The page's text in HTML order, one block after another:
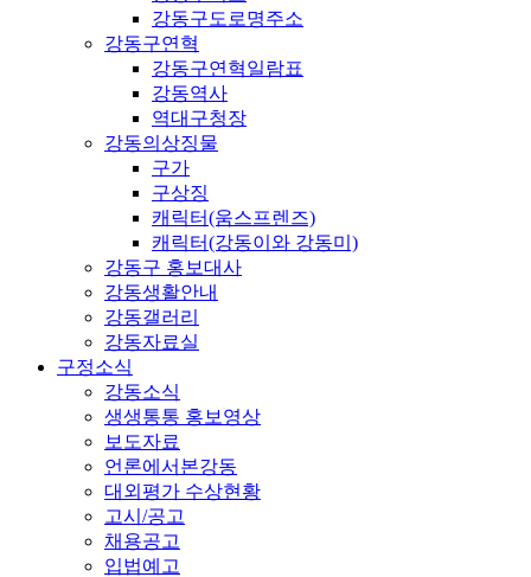
강동구도로명주소
강동구연혁
강동구연혁일람표
강동역사
역대구청장
강동의상징물
구가
구상징
캐릭터(움스프렌즈)
캐릭터(강동이와 강동미)
강동구 홍보대사
강동생활안내
강동갤러리
강동자료실
구정소식
강동소식
생생통통 홍보영상
보도자료
언론에서본강동
대외평가 수상현황
고시/공고
채용공고
입법예고